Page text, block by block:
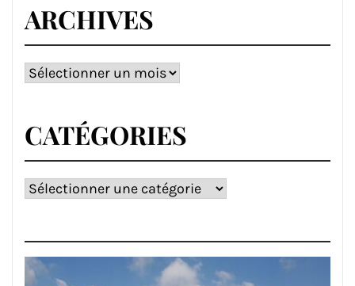
ARCHIVES
Archives
CATÉGORIES
Catégories